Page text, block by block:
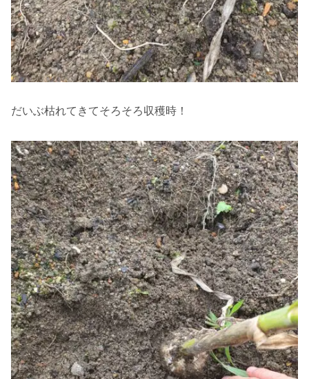
だいぶ枯れてきてそろそろ収穫時！